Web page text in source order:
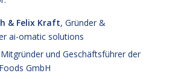
& Felix Kraft, Gründer &
ai-omatic solutions
und Geschäftsführer der
GmbH